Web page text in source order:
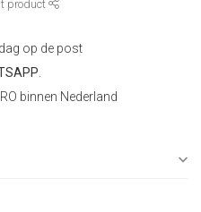
product
op de post
binnen Nederland